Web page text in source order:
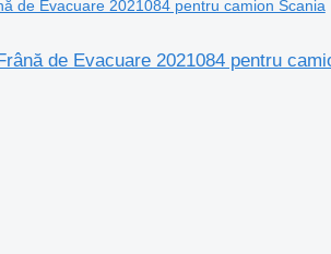
de Evacuare 2021084 pentru